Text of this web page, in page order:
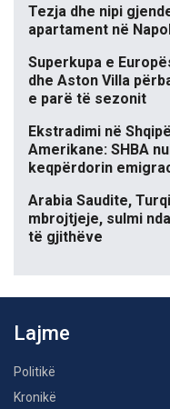
Tezja dhe nipi
apartament në
Superkupa e
dhe Aston Villa
e parë të sezonit
Ekstradimi në
Amerikane: SHBA
keqpërdorin
Arabia Saudite,
mbrojtjeje, sulmi
të gjithëve
Lajme
Politikë
Kronikë